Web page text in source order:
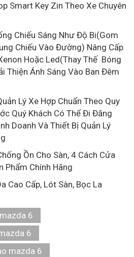
Smart Key Zin Theo Xe Chuyên
Chiếu Sáng Như Độ Bi(Gom
Chiếu Vào Đường) Nâng Cấp
Hoặc Led(Thay Thế Bóng
Thiện Ánh Sáng Vào Ban Đêm
Lý Xe Hợp Chuẩn Theo Quy
Quý Khách Có Thể Đi Đăng
Doanh Và Thiết Bị Quản Lý
Ồn Cho Sàn, 4 Cách Cửa
Phẩm Chính Hãng
Cao Cấp, Lót Sàn, Bọc La
6
6
mazda 6